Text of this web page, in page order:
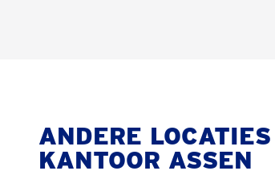
ANDERE
KANTOOR ASSEN